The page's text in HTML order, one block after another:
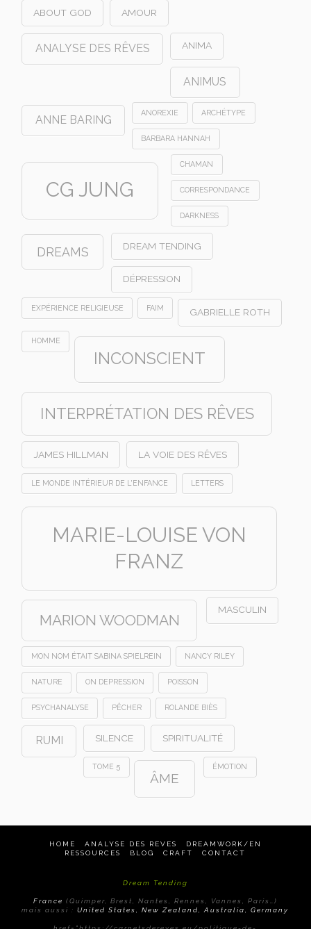
ABOUT GOD AMOUR
ANALYSE DES RÊVES ANIMA
ANIMUS
ANNE BARING
ANOREXIE ARCHÉTYPE
BARBARA HANNAH
CG JUNG
CHAMAN
CORRESPONDANCE
DARKNESS
DREAMS DREAM TENDING
DÉPRESSION
EXPÉRIENCE RELIGIEUSE FAIM GABRIELLE ROTH
HOMME
INCONSCIENT
INTERPRÉTATION DES RÊVES
JAMES HILLMAN LA VOIE DES RÊVES
LE MONDE INTÉRIEUR DE L'ENFANCE LETTERS
MARIE-LOUISE VON
FRANZ
MARION WOODMAN
MASCULIN
MON NOM ÉTAIT SABINA SPIELREIN NANCY RILEY
NATURE ON DEPRESSION POISSON
PSYCHANALYSE PÊCHER ROLANDE BIÈS
RUMI SILENCE SPIRITUALITÉ
TOME 5
ÂME
ÉMOTION
HOME ANALYSE DES REVES
DREAMWORK/EN
RESSOURCES
BLOG CRAFT CONTACT
Dream Tending
France (Quimper, Brest, Nantes, Rennes, Vannes, Paris…)
mais aussi :United States, New Zealand, Australia, Germany